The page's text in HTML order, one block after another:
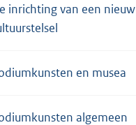
inrichting van een nieuw
en musea
algemeen